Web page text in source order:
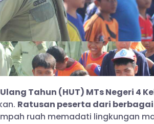
Tahun (HUT) MTs Negeri 4
Ratusan peserta dari
ruah memadati lingkungan